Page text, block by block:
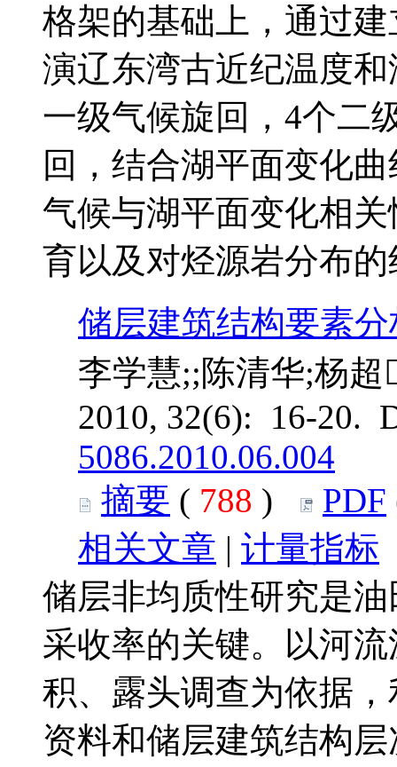
格架的基础上，通过
演辽东湾古近纪温度
一级气候旋回，4个二
回，结合湖平面变化
气候与湖平面变化相
育以及对烃源岩分布
储层建筑结构要素
李学慧;;陈清华;杨超
2010, 32(6): 16-20.
5086.2010.06.004
摘要 ( 788 ) PDF
相关文章 | 计量指标
储层非均质性研究是
采收率的关键。以河
积、露头调查为依据
资料和储层建筑结构